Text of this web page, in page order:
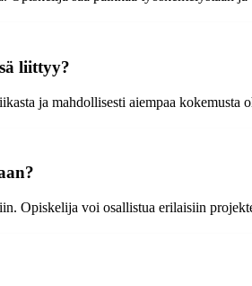
liittyy?
ja mahdollisesti aiempaa kokemusta
Opiskelija voi osallistua erilaisiin